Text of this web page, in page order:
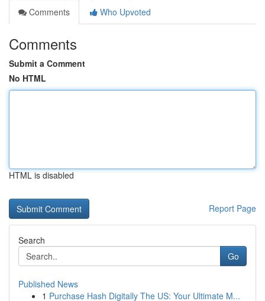
Comments
Who Upvoted
Comments
Submit a Comment
No HTML
HTML is disabled
Report Page
Search
Go
Published News
1 Purchase Hash Digitally The US: Your Ultimate M...